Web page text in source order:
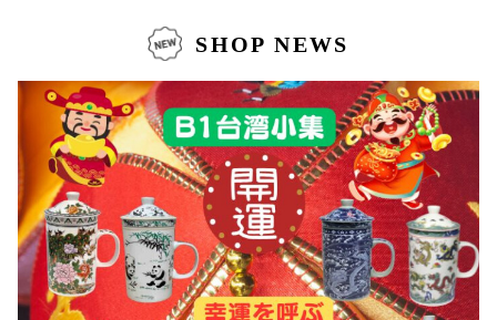
SHOP NEWS
横浜ビ
仙台フォ